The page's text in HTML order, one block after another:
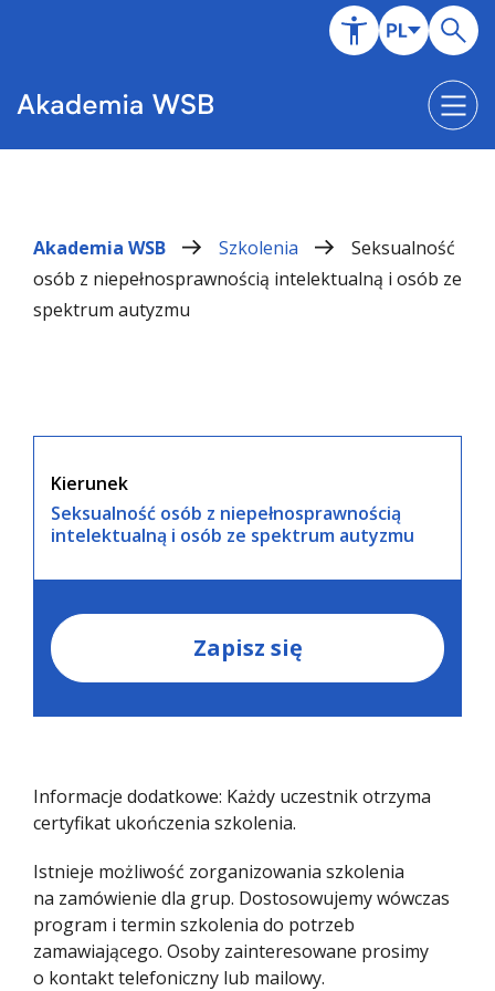
Akademia WSB Szkolenia
Seksualność
osób z niepełnosprawnością intelektualną i osób ze
spektrum autyzmu
Kierunek
Seksualność osób z niepełnosprawnością
intelektualną i osób ze spektrum autyzmu
Zapisz się
Informacje dodatkowe: Każdy uczestnik otrzyma
certyfikat ukończenia szkolenia.
Istnieje możliwość zorganizowania szkolenia
na zamówienie dla grup. Dostosowujemy wówczas
program i termin szkolenia do potrzeb
zamawiającego. Osoby zainteresowane prosimy
o kontakt telefoniczny lub mailowy.